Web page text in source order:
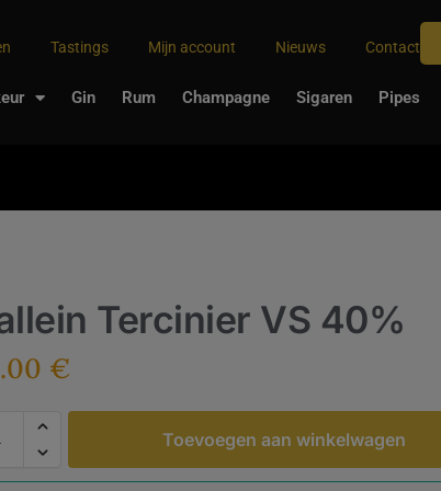
Tastings Mijn account Nieuws Contact
Gin Rum Champagne Sigaren Pipes
Tercinier VS 40%
€
Toevoegen aan winkelwagen